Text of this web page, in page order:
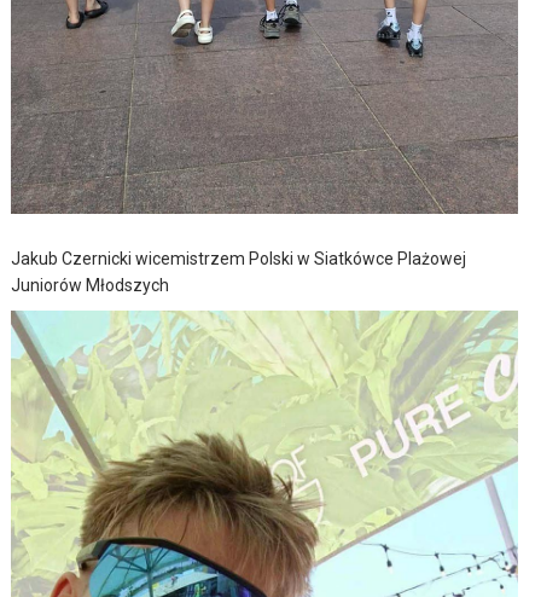
Jakub Czernicki wicemistrzem Polski w Siatkówce Plażowej
Juniorów Młodszych